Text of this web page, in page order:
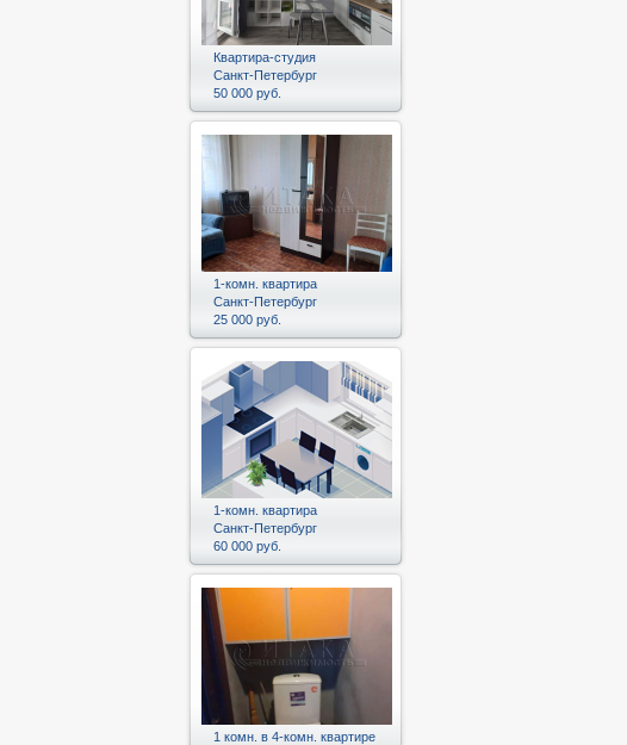
Квартира-студия
Санкт-Петербург
50 000 руб.
1-комн. квартира
Санкт-Петербург
25 000 руб.
1-комн. квартира
Санкт-Петербург
60 000 руб.
1 комн. в 4-комн. квартире